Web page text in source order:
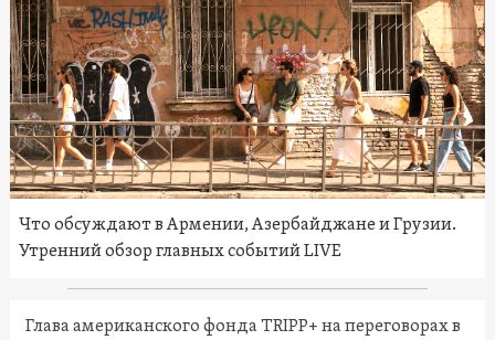
Что обсуждают в Армении, Азербайджане и Грузии.
Утренний обзор главных событий LIVE
Глава американского фонда TRIPP+ на переговорах в